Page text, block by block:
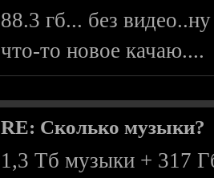
88.3 гб... без
что-то новое качаю....
RE: Сколько музыки?
1,3 Тб музыки + 317